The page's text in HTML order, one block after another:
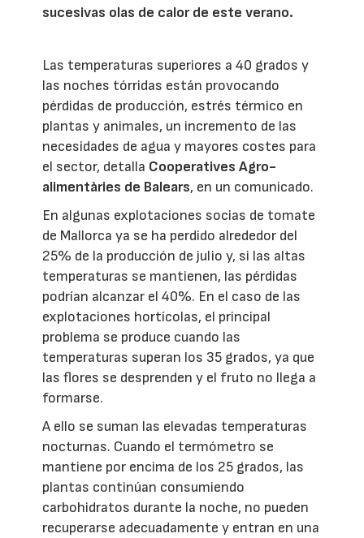
sucesivas olas de calor de este verano.
Las temperaturas superiores a 40 grados y
las noches tórridas están provocando
pérdidas de producción, estrés térmico en
plantas y animales, un incremento de las
necesidades de agua y mayores costes para
el sector, detalla Cooperatives Agro-
alimentàries de Balears, en un comunicado.
En algunas explotaciones socias de tomate
de Mallorca ya se ha perdido alrededor del
25% de la producción de julio y, si las altas
temperaturas se mantienen, las pérdidas
podrían alcanzar el 40%. En el caso de las
explotaciones hortícolas, el principal
problema se produce cuando las
temperaturas superan los 35 grados, ya que
las flores se desprenden y el fruto no llega a
formarse.
A ello se suman las elevadas temperaturas
nocturnas. Cuando el termómetro se
mantiene por encima de los 25 grados, las
plantas continúan consumiendo
carbohidratos durante la noche, no pueden
recuperarse adecuadamente y entran en una